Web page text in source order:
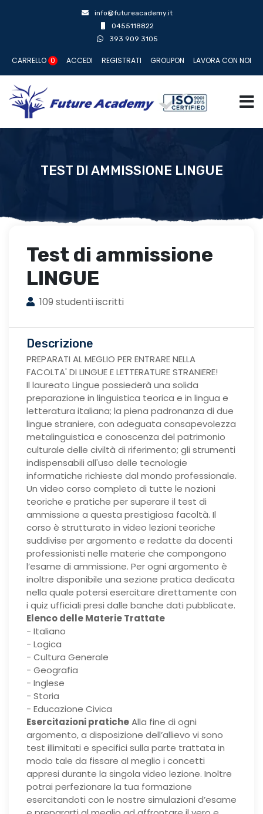
info@futureacademy.it
0455118822
393 909 3105
CARRELLO 0 ACCEDI REGISTRATI GROUPON LAVORA CON NOI
TEST DI AMMISSIONE LINGUE
Test di ammissione
LINGUE
109 studenti iscritti
Descrizione
PREPARATI AL MEGLIO PER ENTRARE NELLA
FACOLTA' DI LINGUE E LETTERATURE STRANIERE!
Il laureato Lingue possiederà una solida
preparazione in linguistica teorica e in lingua e
letteratura italiana; la piena padronanza di due
lingue straniere, con adeguata consapevolezza
metalinguistica e conoscenza del patrimonio
culturale delle civiltà di riferimento; gli strumenti
indispensabili all'uso delle tecnologie
informatiche richieste dal mondo professionale.
Un video corso completo di tutte le nozioni
teoriche e pratiche per superare il test di
ammissione a questa prestigiosa facoltà. Il
corso è strutturato in video lezioni teoriche
suddivise per argomento e redatte da docenti
professionisti nelle materie che compongono
l’esame di ammissione. Per ogni argomento è
inoltre disponibile una sezione pratica dedicata
nella quale potersi esercitare direttamente con
i quiz ufficiali presi dalle banche dati pubblicate.
Elenco delle Materie Trattate
- Italiano
- Logica
- Cultura Generale
- Geografia
- Inglese
- Storia
- Educazione Civica
Esercitazioni praticheAlla fine di ogni
argomento, a disposizione dell’allievo vi sono
test illimitati e specifici sulla parte trattata in
modo tale da fissare al meglio i concetti
appresi durante la singola video lezione. Inoltre
potrai perfezionare la tua formazione
esercitandoti con le nostre simulazioni d’esame